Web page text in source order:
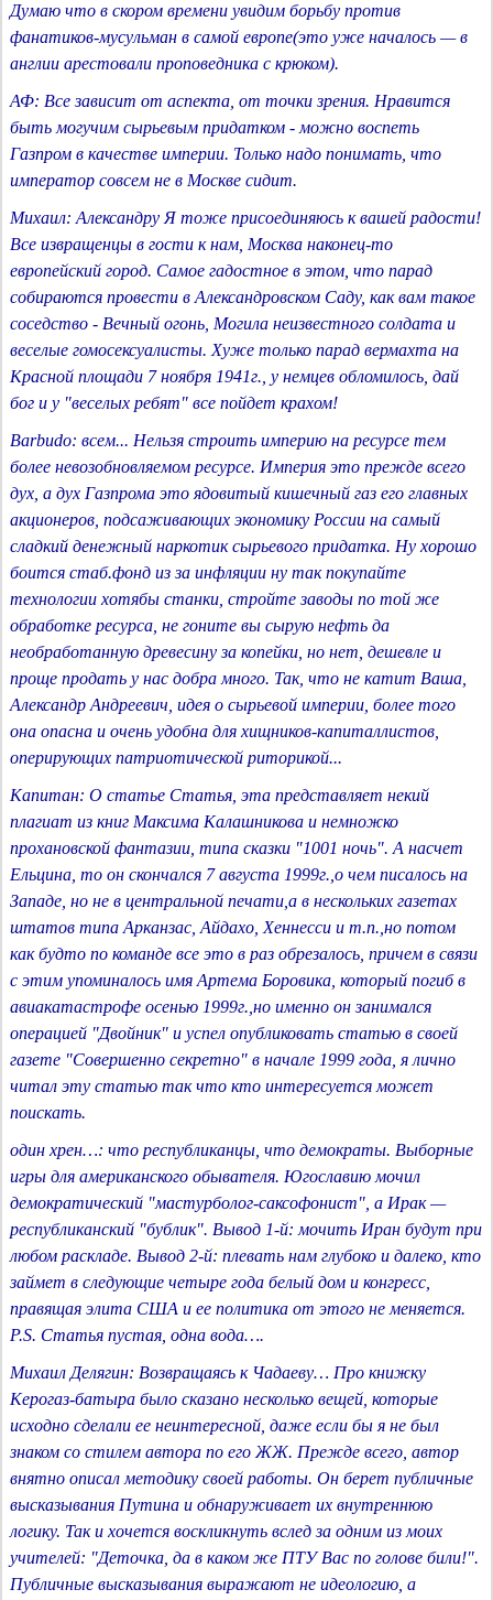
Думаю что в скором времени увидим борьбу против
фанатиков-мусульман в самой европе(это уже началось — в
англии арестовали проповедника с крюком).
АФ: Все зависит от аспекта, от точки зрения. Нравится
быть могучим сырьевым придатком - можно воспеть
Газпром в качестве империи. Только надо понимать, что
император совсем не в Москве сидит.
Михаил: Александру Я тоже присоединяюсь к вашей радости!
Все извращенцы в гости к нам, Москва наконец-то
европейский город. Самое гадостное в этом, что парад
собираются провести в Александровском Саду, как вам такое
соседство - Вечный огонь, Могила неизвестного солдата и
веселые гомосексуалисты. Хуже только парад вермахта на
Красной площади 7 ноября 1941г., у немцев обломилось, дай
бог и у "веселых ребят" все пойдет крахом!
Barbudo: всем... Нельзя строить империю на ресурсе тем
более невозобновляемом ресурсе. Империя это прежде всего
дух, а дух Газпрома это ядовитый кишечный газ его главных
акционеров, подсаживающих экономику России на самый
сладкий денежный наркотик сырьевого придатка. Ну хорошо
боится стаб.фонд из за инфляции ну так покупайте
технологии хотябы станки, стройте заводы по той же
обработке ресурса, не гоните вы сырую нефть да
необработанную древесину за копейки, но нет, дешевле и
проще продать у нас добра много. Так, что не катит Ваша,
Александр Андреевич, идея о сырьевой империи, более того
она опасна и очень удобна для хищников-капиталлистов,
оперирующих патриотической риторикой...
Капитан: О статье Статья, эта представляет некий
плагиат из книг Максима Калашникова и немножко
прохановской фантазии, типа сказки "1001 ночь". А насчет
Ельцина, то он скончался 7 августа 1999г.,о чем писалось на
Западе, но не в центральной печати,а в нескольких газетах
штатов типа Арканзас, Айдахо, Хеннесси и т.п.,но потом
как будто по команде все это в раз обрезалось, причем в связи
с этим упоминалось имя Артема Боровика, который погиб в
авиакатастрофе осенью 1999г.,но именно он занимался
операцией "Двойник" и успел опубликовать статью в своей
газете "Совершенно секретно" в начале 1999 года, я лично
читал эту статью так что кто интересуется может
поискать.
один хрен…: что республиканцы, что демократы. Выборные
игры для американского обывателя. Югославию мочил
демократический "мастурболог-саксофонист", а Ирак —
республиканский "бублик". Вывод 1-й: мочить Иран будут при
любом раскладе. Вывод 2-й: плевать нам глубоко и далеко, кто
займет в следующие четыре года белый дом и конгресс,
правящая элита США и ее политика от этого не меняется.
P.S. Статья пустая, одна вода….
Михаил Делягин: Возвращаясь к Чадаеву… Про книжку
Керогаз-батыра было сказано несколько вещей, которые
исходно сделали ее неинтересной, даже если бы я не был
знаком со стилем автора по его ЖЖ. Прежде всего, автор
внятно описал методику своей работы. Он берет публичные
высказывания Путина и обнаруживает их внутреннюю
логику. Так и хочется воскликнуть вслед за одним из моих
учителей: "Деточка, да в каком же ПТУ Вас по голове били!".
Публичные высказывания выражают не идеологию, а